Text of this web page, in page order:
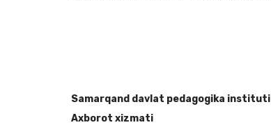
Samarqand davlat pedagogika instituti
Axborot xizmati